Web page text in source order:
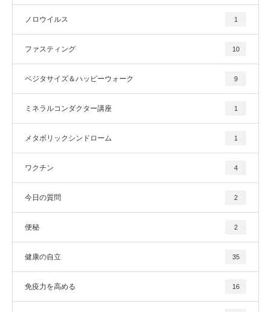
ノロウイルス 1
ファスティング 10
ベジタサイズ＆ハッピーウォーク 9
ミネラルコンダクター講座 1
メタボリックシンドローム 1
ワクチン 4
今日の質問 2
便秘 2
健康の自立 35
免疫力を高める 16